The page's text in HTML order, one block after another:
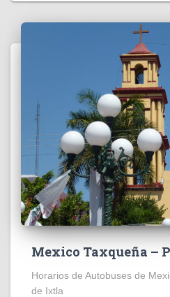
Mexico Taxqueña –
Horarios de Autobuses de
de Ixtla